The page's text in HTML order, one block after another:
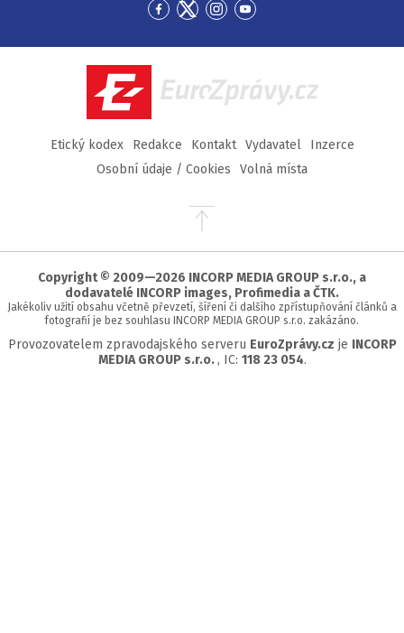
Přejít
Facebook
Přejít
Twitter
Přejít
Instagram
Přejít
YouTube
EuroZprávy.cz
Etický kodex Redakce Kontakt Vydavatel
Inzerce
Osobní údaje / Cookies
Volná místa
Přejít
stránky
Copyright © 2009—2026 INCORP MEDIA GROUP s.r.o., a
dodavatelé INCORP images, Profimedia a ČTK.
Jakékoliv užití obsahu včetně převzetí, šíření či dalšího zpřístupňování článků a
fotografií je bez souhlasu INCORP MEDIA GROUP s.r.o. zakázáno.
Provozovatelem zpravodajského serveru EuroZprávy.cz je INCORP
MEDIA GROUP s.r.o. , IC: 118 23 054.